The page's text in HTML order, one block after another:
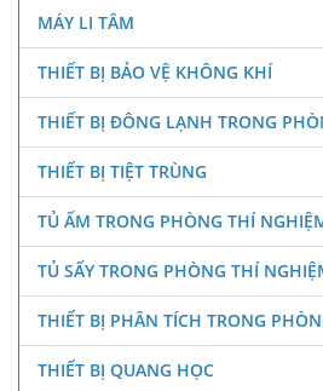
MÁY LI TÂM
THIẾT BỊ BẢO VỆ KHÔNG KHÍ
THIẾT BỊ ĐÔNG LẠNH TRONG
THIẾT BỊ TIỆT TRÙNG
TỦ ẤM TRONG PHÒNG THÍ
TỦ SẤY TRONG PHÒNG THÍ
THIẾT BỊ PHÂN TÍCH TRONG
THIẾT BỊ QUANG HỌC